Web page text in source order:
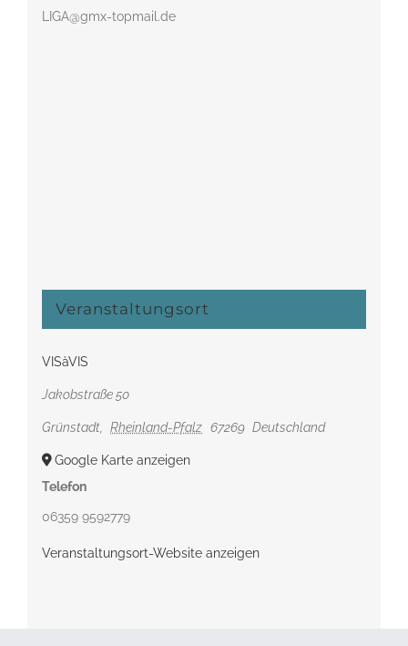
LIGA@gmx-topmail.de
Veranstaltungsort
VISàVIS
Jakobstraße 50
Grünstadt, Rheinland-Pfalz 67269 Deutschland
Google Karte anzeigen
Telefon
06359 9592779
Veranstaltungsort-Website anzeigen